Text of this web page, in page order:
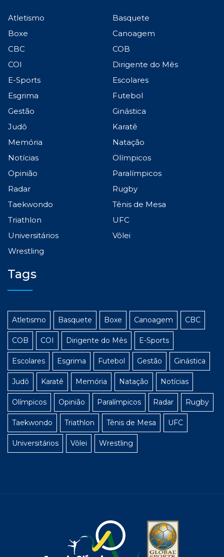
Atletismo
Basquete
Boxe
Canoagem
CBC
COB
COI
Dirigente do Mês
E-Sports
Escolares
Esgrima
Futebol
Gestão
Ginástica
Judô
Karatê
Memória
Natação
Notícias
Olímpicos
Opinião
Paralímpicos
Radar
Rugby
Taekwondo
Tênis de Mesa
Triathlon
UFC
Universitários
Vôlei
Wrestling
Tags
Atletismo Basquete Boxe Canoagem CBC
COB COI Dirigente do Mês E-Sports
Escolares Esgrima Futebol Gestão Ginástica
Judô Karatê Memória Natação Notícias
Olímpicos Opinião Paralímpicos Radar Rugby
Taekwondo Triathlon Tênis de Mesa UFC
Universitários Vôlei Wrestling